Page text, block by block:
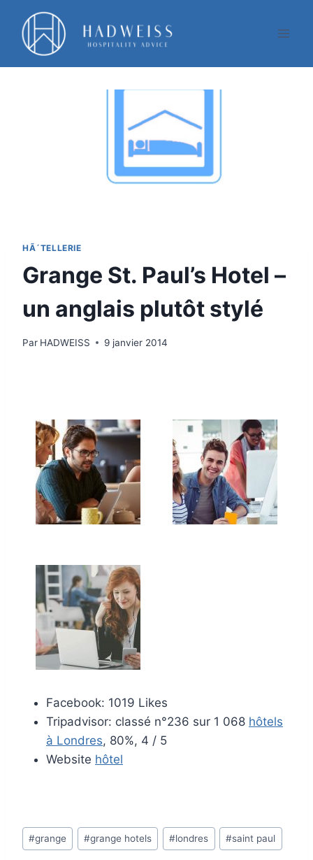
contenu
HÃ´TELLERIE
Grange St. Paul’s Hotel –
un anglais plutôt stylé
Par HADWEISS 9 janvier 2014
Facebook: 1019 Likes
Tripadvisor: classé n°236 sur 1 068 hôtels
à Londres, 80%, 4 / 5
Website hôtel
Étiquettes
de
#grange #grange hotels #londres #saint paul